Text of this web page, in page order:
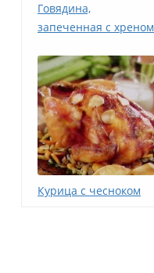
Говядина,
запеченная с хреном
Курица с чесноком